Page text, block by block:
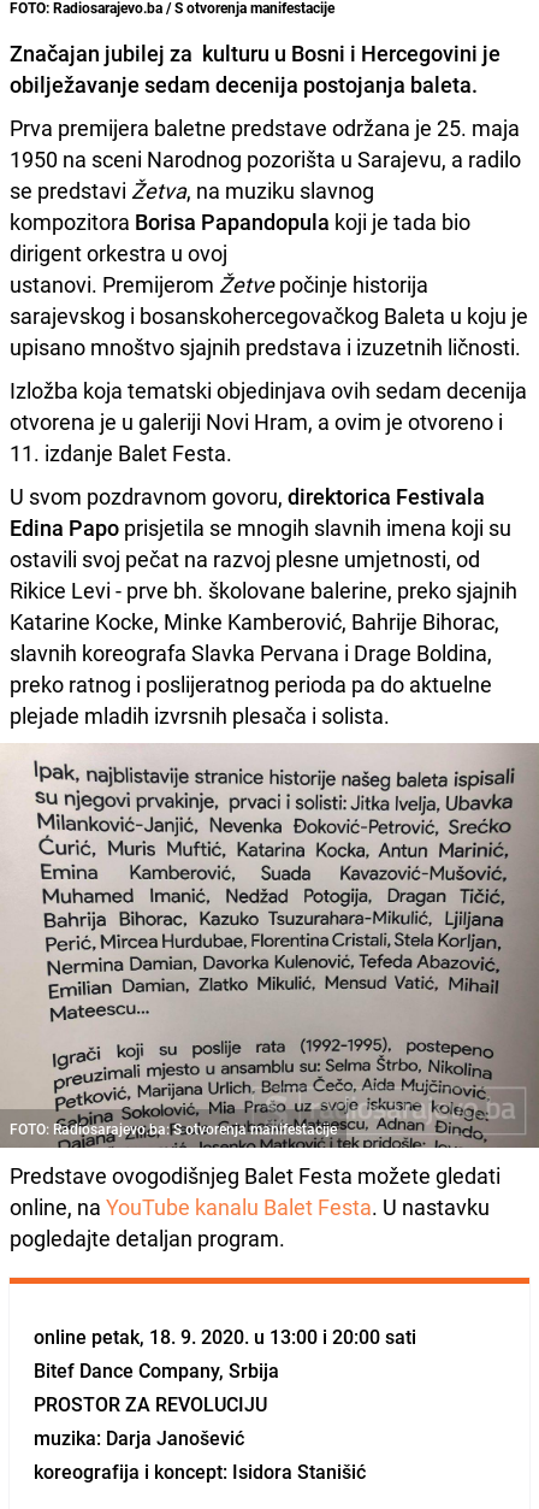
FOTO: Radiosarajevo.ba / S otvorenja manifestacije
Značajan jubilej za kulturu u Bosni i Hercegovini je
obilježavanje sedam decenija postojanja baleta.
Prva premijera baletne predstave održana je 25. maja
1950 na sceni Narodnog pozorišta u Sarajevu, a radilo
se predstavi Žetva, na muziku slavnog
kompozitora Borisa Papandopula koji je tada bio
dirigent orkestra u ovoj
ustanovi. Premijerom Žetvepočinje historija
sarajevskog i bosanskohercegovačkog Baleta u koju je
upisano mnoštvo sjajnih predstava i izuzetnih ličnosti.
Izložba koja tematski objedinjava ovih sedam decenija
otvorena je u galeriji Novi Hram, a ovim je otvoreno i
11. izdanje Balet Festa.
U svom pozdravnom govoru, direktorica Festivala
Edina Papo prisjetila se mnogih slavnih imena koji su
ostavili svoj pečat na razvoj plesne umjetnosti, od
Rikice Levi - prve bh. školovane balerine, preko sjajnih
Katarine Kocke, Minke Kamberović, Bahrije Bihorac,
slavnih koreografa Slavka Pervana i Drage Boldina,
preko ratnog i poslijeratnog perioda pa do aktuelne
plejade mladih izvrsnih plesača i solista.
FOTO: Radiosarajevo.ba: S otvorenja manifestacije
Predstave ovogodišnjeg Balet Festa možete gledati
online, na YouTube kanalu Balet Festa. U nastavku
pogledajte detaljan program.
online petak, 18. 9. 2020. u 13:00 i 20:00 sati
Bitef Dance Company, Srbija
PROSTOR ZA REVOLUCIJU
muzika: Darja Janošević
koreografija i koncept: Isidora Stanišić